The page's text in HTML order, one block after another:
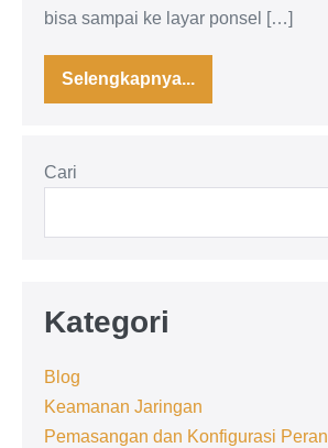
bisa sampai ke layar ponsel […]
Selengkapnya...
Bagaimana
cara
Cari
Kategori
Blog
Keamanan Jaringan
Pemasangan dan Konfigurasi